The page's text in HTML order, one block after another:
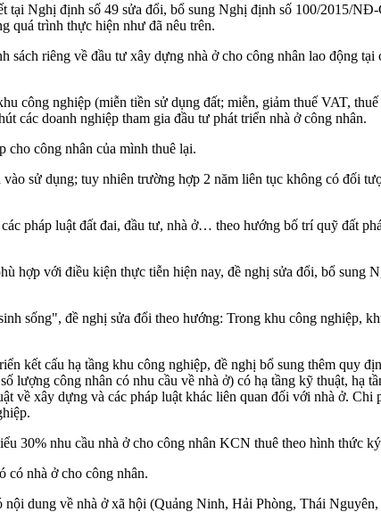
Nghị định số 49 sửa đổi, bổ sung Nghị định số 100/2015/
quá trình thực hiện như đã nêu trên.
riêng về đầu tư xây dựng nhà ở cho công nhân lao động
công nghiệp (miễn tiền sử dụng đất; miễn, giảm thuế VAT,
các doanh nghiệp tham gia đầu tư phát triển nhà ở công nhân.
cho công nhân của mình thuê lại.
sử dụng; tuy nhiên trường hợp 2 năm liên tục không có đối
pháp luật đất đai, đầu tư, nhà ở… theo hướng bố trí quỹ đất
hợp với điều kiện thực tiễn hiện nay, đề nghị sửa đổi, bổ sung
sống", đề nghị sửa đổi theo hướng: Trong khu công nghiệp,
kết cấu hạ tầng khu công nghiệp, đề nghị bổ sung thêm quy
lượng công nhân có nhu cầu về nhà ở) có hạ tầng kỹ thuật, hạ
về xây dựng và các pháp luật khác liên quan đối với nhà ở. Chi
30% nhu cầu nhà ở cho công nhân KCN thuê theo hình thức
có nhà ở cho công nhân.
dung về nhà ở xã hội (Quảng Ninh, Hải Phòng, Thái